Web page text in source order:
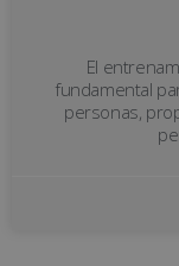
El
fundamental
personas,